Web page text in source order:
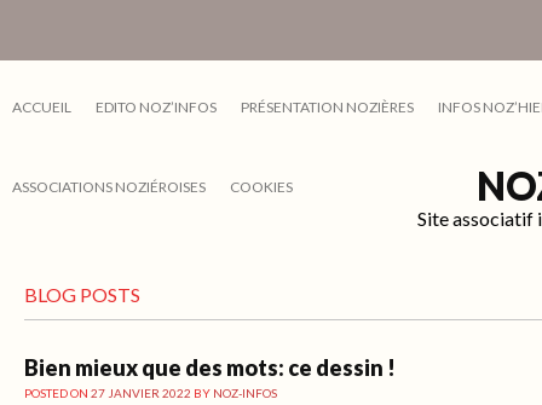
ACCUEIL EDITO NOZ’INFOS PRÉSENTATION NOZIÈRES INFOS
ASSOCIATIONS NOZIÉROISES COOKIES
Site associatif
BLOG POSTS
Bien mieux que des mots: ce dessin !
POSTED ON 27 JANVIER 2022 BY NOZ-INFOS